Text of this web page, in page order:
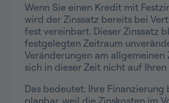
Wenn Sie einen Kredit mit
wird der Zinssatz bereits bei
fest vereinbart. Dieser Zinssatz
festgelegten Zeitraum
Veränderungen am allgemeinen
sich in dieser Zeit nicht auf Ihren
Das bedeutet: Ihre Finanzierung
planbar, weil die Zinskosten im